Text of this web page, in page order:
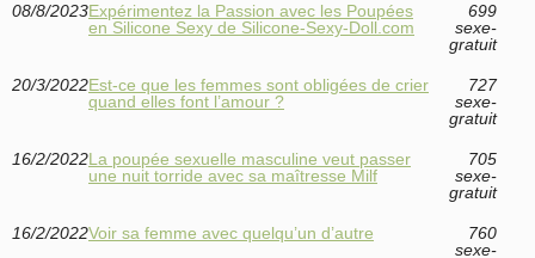
08/8/2023Expérimentez la Passion avec les Poupées
en Silicone Sexy de Silicone-Sexy-Doll.com
699
sexe-
gratuit
20/3/2022Est-ce que les femmes sont obligées de crier
quand elles font l’amour ?
727
sexe-
gratuit
16/2/2022La poupée sexuelle masculine veut passer
une nuit torride avec sa maîtresse Milf
705
sexe-
gratuit
16/2/2022Voir sa femme avec quelqu’un d’autre
760
sexe-